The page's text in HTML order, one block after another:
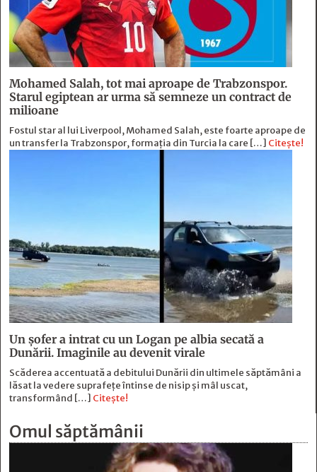
Mohamed Salah, tot mai aproape de Trabzonspor.
Starul egiptean ar urma să semneze un contract de
milioane
Fostul star al lui Liverpool, Mohamed Salah, este foarte aproape de
un transfer la Trabzonspor, formația din Turcia la care […] Citește!
Un șofer a intrat cu un Logan pe albia secată a
Dunării. Imaginile au devenit virale
Scăderea accentuată a debitului Dunării din ultimele săptămâni a
lăsat la vedere suprafețe întinse de nisip și mâl uscat,
transformând […] Citește!
Omul săptămânii